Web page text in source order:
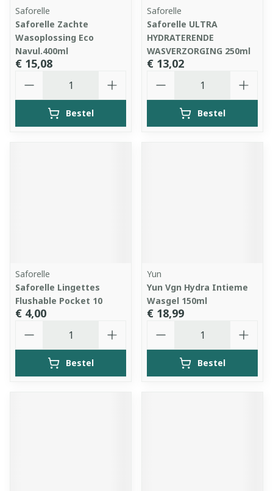
Saforelle
Saforelle Zachte
Wasoplossing Eco
Navul.400ml
€ 15,08
Bestel
Saforelle
Saforelle ULTRA
HYDRATERENDE
WASVERZORGING 250ml
€ 13,02
Bestel
Saforelle
Saforelle Lingettes
Flushable Pocket 10
€ 4,00
Bestel
Yun
Yun Vgn Hydra Intieme
Wasgel 150ml
€ 18,99
Bestel